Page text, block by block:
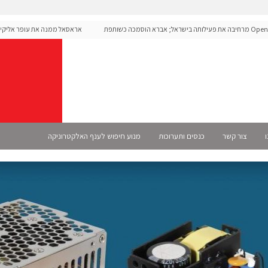
OpenAI מרחיבה את פעילותה בישראל; אברא הוסמכה כשותפת
אראסאל ממנה את עופר
צור קשר כנסים ותערוכות מנוע חיפוש לענף האלקטרוניקה